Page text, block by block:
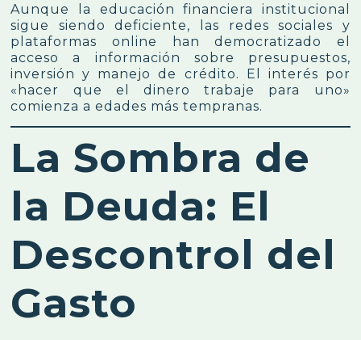
Aunque la educación financiera institucional
sigue siendo deficiente, las redes sociales y
plataformas online han democratizado el
acceso a información sobre presupuestos,
inversión y manejo de crédito. El interés por
«hacer que el dinero trabaje para uno»
comienza a edades más tempranas.
La Sombra de
la Deuda: El
Descontrol del
Gasto